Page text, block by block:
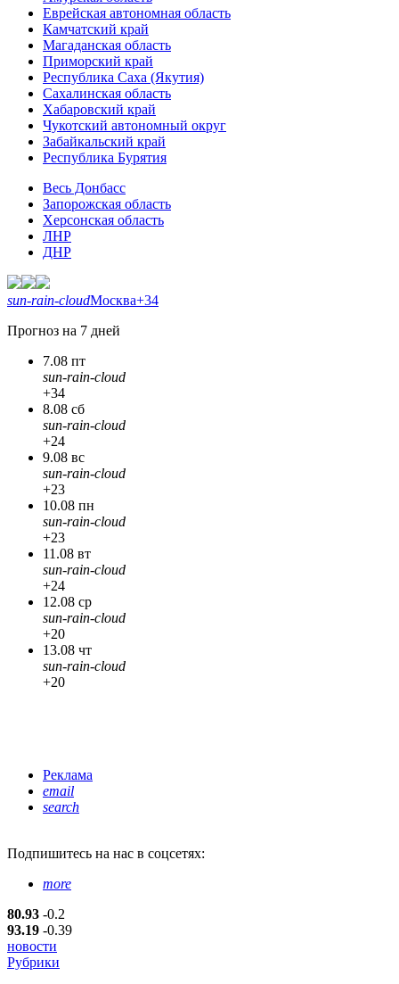
Еврейская автономная область
Камчатский край
Магаданская область
Приморский край
Республика Саха (Якутия)
Сахалинская область
Хабаровский край
Чукотский автономный округ
Забайкальский край
Республика Бурятия
Весь Донбасс
Запорожская область
Херсонская область
ЛНР
ДНР
sun-rain-cloudМосква+34
Прогноз на 7 дней
7.08 пт
sun-rain-cloud
+34
8.08 сб
sun-rain-cloud
+24
9.08 вс
sun-rain-cloud
+23
10.08 пн
sun-rain-cloud
+23
11.08 вт
sun-rain-cloud
+24
12.08 ср
sun-rain-cloud
+20
13.08 чт
sun-rain-cloud
+20
Реклама
email
search
Подпишитесь на нас в соцсетях:
more
80.93 -0.2
93.19 -0.39
новости
Рубрики